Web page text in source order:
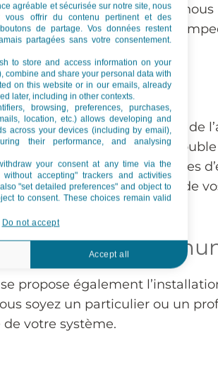
équipe d’experts, ce qui
vous offrir une installation
gainable.
votre confort tout au long de
chauffer en hiver. Cette
de réaliser des économies
en tenant compte de
Dans les
propose également
soyez un particulier ou un
votre système.
agréable et sécurisée sur notre site, nous
vous offrir du contenu pertinent et des
de partage. Vos données restent
partagées sans votre consentement.
to store and access information on your
combine and share your personal data with
on this website or in our emails, already
later, including in other contexts.
browsing, preferences, purchases,
location, etc.) allows developing and
across your devices (including by email),
their performance, and analysing
your consent at any time via the
accepting" trackers and activities
"set detailed preferences" and object to
to consent. These choices remain valid
Do not accept
Accept all